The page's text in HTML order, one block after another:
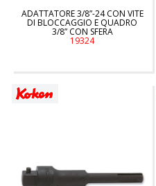
ADATTATORE 3/8”-24 CON VITE
DI BLOCCAGGIO E QUADRO
3/8” CON SFERA
19324